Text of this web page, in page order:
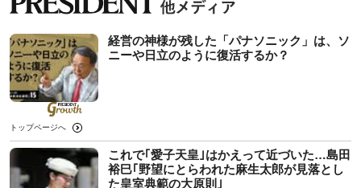
経営の神様が残した「パナソニック」は、ソ
ニーや日立のように復活するか？
トップページへ
これで｢愛子天皇｣はかえって近づいた…島田
裕巳｢野望にとらわれた麻生太郎が見落とし
た皇室典範の大原則｣